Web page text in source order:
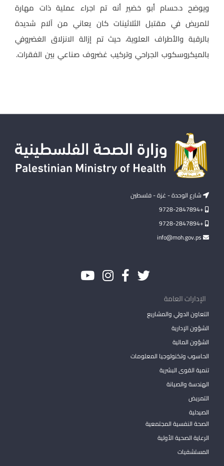
ويوضح د.حسام أبو خضير أنه تم اجراء عملية ذات مهارة
للمريض في مقتبل الثلاثينات كان يعاني من آلام شديدة
بالرقبة والأطراف العلوية، حيث تم إزالة الانزلاق الغضروفي
بالميكروسكوب الجراحي وتركيب غضروف صناعي بين الفقرات.
شارع الوحدة - غزة - فلسطين
+9728-2847894
+9728-2847894
الإدارات العامة
التعاون الدولي والمشاريع
الشؤون الإدارية
الشؤون المالية
الحاسوب وتكنولوجيا المعلومات
تنمية القوى البشرية
الهندسة والصيانة
التمريض
الصيدلية
الصحة النفسية المجتمعية
الرعاية الصحية الأولية
المستشفيات